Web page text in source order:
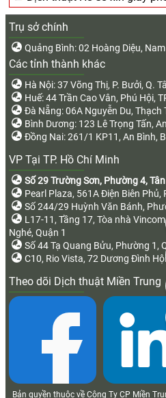
Trụ sở chính
Quảng Bình: 02 Hoàng Diệu,
Các tỉnh thành khác
Hà Nội: 37 Võng Thị, P. Bưởi, Q.
Huế: 44 Trần Cao Vân, Phú Hội,
Đà Nẵng: 06A Nguyễn Du, Thạch
Bình Dương: 123 Lê Trọng Tấn,
Đồng Nai: 261/1 KP11, An Bình,
VP Tại TP. Hồ Chí Minh
Số 29 Trường Sơn, Phường 4,
Pearl Plaza, 561A Điện Biên
Số 244/29 Huỳnh Văn Bánh,
L17-11, Tầng 17, Tòa nhà
Nghé, Quận 1
Số 44 Tạ Quang Bửu, Phường 1,
C10, Rio Vista, 72 Dương Đình
Theo dõi Dịch thuật Miền Trung
Bản quyền thuộc về Công Ty CP Miền